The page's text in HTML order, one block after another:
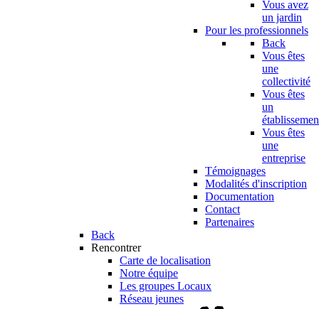
Vous avez
un jardin
Pour les professionnels
Back
Vous êtes
une
collectivité
Vous êtes
un
Vous êtes
une
entreprise
Témoignages
Modalités d'inscription
Documentation
Contact
Partenaires
Back
Rencontrer
Carte de localisation
Notre équipe
Les groupes Locaux
Réseau jeunes